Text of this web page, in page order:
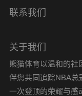
联系我们
关于我们
熊猫体育以温和的社
伴您共同追踪NBA总
一次登顶的荣耀与感